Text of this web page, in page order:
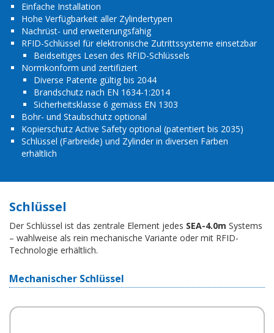
Einfache Installation
Hohe Verfügbarkeit aller Zylindertypen
Nachrüst- und erweiterungsfähig
RFID-Schlüssel für elektronische Zutrittssysteme einsetzbar
Beidseitiges Lesen des RFID-Schlüssels
Normkonform und zertifiziert
Diverse Patente gültig bis 2044
Brandschutz nach EN 1634-1:2014
Sicherheitsklasse 6 gemäss EN 1303
Bohr- und Staubschutz optional
Kopierschutz Active Safety optional (patentiert bis 2035)
Schlüssel (Farbreide) und Zylinder in diversen Farben
erhältlich
Schlüssel
Der Schlüssel ist das zentrale Element jedes SEA-4.0m Systems
– wahlweise als rein mechanische Variante oder mit RFID-
Technologie erhältlich.
Mechanischer Schlüssel